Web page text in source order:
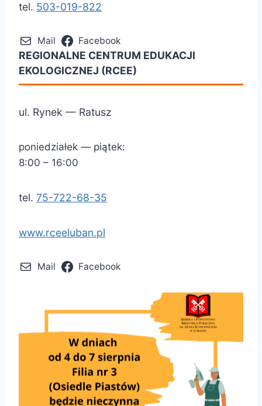
tel. 503-019-822
Mail Facebook
REGIONALNE CENTRUM EDUKACJI
EKOLOGICZNEJ (RCEE)
ul. Rynek — Ratusz
poniedziałek — piątek:
8:00 – 16:00
tel. 75-722-68-35
www.rceeluban.pl
Mail Facebook